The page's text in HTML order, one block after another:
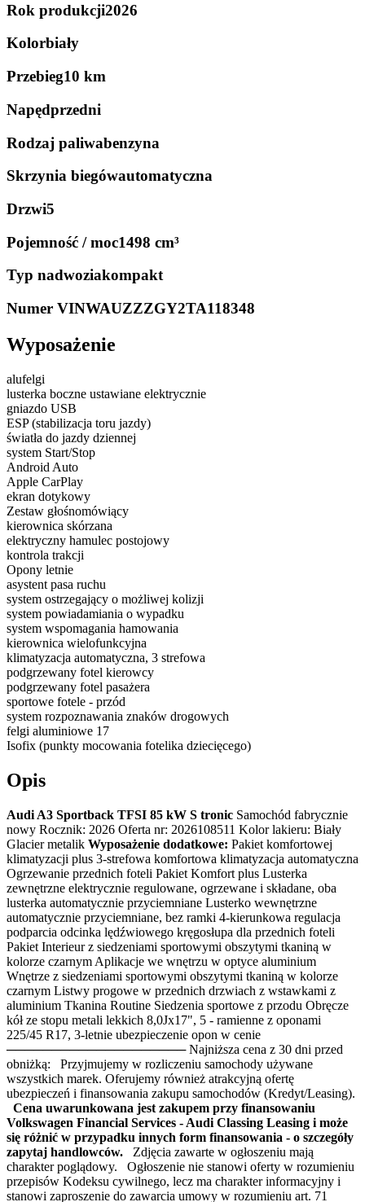
Rok produkcji2026
Kolorbiały
Przebieg10 km
Napędprzedni
Rodzaj paliwabenzyna
Skrzynia biegówautomatyczna
Drzwi5
Pojemność / moc1498 cm³
Typ nadwoziakompakt
Numer VINWAUZZZGY2TA118348
Wyposażenie
alufelgi
lusterka boczne ustawiane elektrycznie
gniazdo USB
ESP (stabilizacja toru jazdy)
światła do jazdy dziennej
system Start/Stop
Android Auto
Apple CarPlay
ekran dotykowy
Zestaw głośnomówiący
kierownica skórzana
elektryczny hamulec postojowy
kontrola trakcji
Opony letnie
asystent pasa ruchu
system ostrzegający o możliwej kolizji
system powiadamiania o wypadku
system wspomagania hamowania
kierownica wielofunkcyjna
klimatyzacja automatyczna, 3 strefowa
podgrzewany fotel kierowcy
podgrzewany fotel pasażera
sportowe fotele - przód
system rozpoznawania znaków drogowych
felgi aluminiowe 17
Isofix (punkty mocowania fotelika dziecięcego)
Opis
Audi A3 Sportback TFSI 85 kW S tronic Samochód fabrycznie
nowy Rocznik: 2026 Oferta nr: 2026108511 Kolor lakieru: Biały
Glacier metalik Wyposażenie dodatkowe: Pakiet komfortowej
klimatyzacji plus 3-strefowa komfortowa klimatyzacja automatyczna
Ogrzewanie przednich foteli Pakiet Komfort plus Lusterka
zewnętrzne elektrycznie regulowane, ogrzewane i składane, oba
lusterka automatycznie przyciemniane Lusterko wewnętrzne
automatycznie przyciemniane, bez ramki 4-kierunkowa regulacja
podparcia odcinka lędźwiowego kręgosłupa dla przednich foteli
Pakiet Interieur z siedzeniami sportowymi obszytymi tkaniną w
kolorze czarnym Aplikacje we wnętrzu w optyce aluminium
Wnętrze z siedzeniami sportowymi obszytymi tkaniną w kolorze
czarnym Listwy progowe w przednich drzwiach z wstawkami z
aluminium Tkanina Routine Siedzenia sportowe z przodu Obręcze
kół ze stopu metali lekkich 8,0Jx17", 5 - ramienne z oponami
225/45 R17, 3-letnie ubezpieczenie opon w cenie
──────────────────── Najniższa cena z 30 dni przed
obniżką: Przyjmujemy w rozliczeniu samochody używane
wszystkich marek. Oferujemy również atrakcyjną ofertę
ubezpieczeń i finansowania zakupu samochodów (Kredyt/Leasing).
Cena uwarunkowana jest zakupem przy finansowaniu
Volkswagen Financial Services - Audi Classing Leasing i może
się różnić w przypadku innych form finansowania - o szczegóły
zapytaj handlowców. Zdjęcia zawarte w ogłoszeniu mają
charakter poglądowy. Ogłoszenie nie stanowi oferty w rozumieniu
przepisów Kodeksu cywilnego, lecz ma charakter informacyjny i
stanowi zaproszenie do zawarcia umowy w rozumieniu art. 71